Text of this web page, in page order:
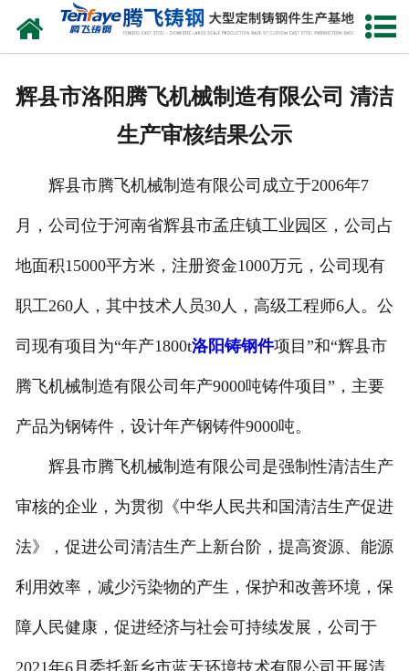
网站首页
生产能力
联系我们
辉县市洛阳腾飞机械制造有限公司 清洁
生产审核结果公示
辉县市腾飞机械制造有限公司成立于2006年7
月，公司位于河南省辉县市孟庄镇工业园区，公司占
地面积15000平方米，注册资金1000万元，公司现有
职工260人，其中技术人员30人，高级工程师6人。公
司现有项目为“年产1800t洛阳铸钢件项目”和“辉县市
腾飞机械制造有限公司年产9000吨铸件项目”，主要
产品为钢铸件，设计年产钢铸件9000吨。
辉县市腾飞机械制造有限公司是强制性清洁生产
审核的企业，为贯彻《中华人民共和国清洁生产促进
法》，促进公司清洁生产上新台阶，提高资源、能源
利用效率，减少污染物的产生，保护和改善环境，保
障人民健康，促进经济与社会可持续发展，公司于